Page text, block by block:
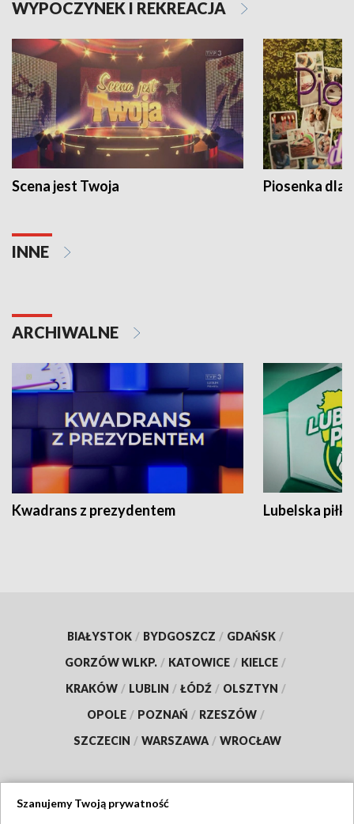
WYPOCZYNEK I REKREACJA
Scena jest Twoja Piosenka dla
INNE
ARCHIWALNE
Kwadrans z prezydentem Lubelska piłka
BIAŁYSTOK / BYDGOSZCZ / GDAŃSK /
GORZÓW WLKP. / KATOWICE / KIELCE /
KRAKÓW / LUBLIN / ŁÓDŹ / OLSZTYN /
OPOLE / POZNAŃ / RZESZÓW /
SZCZECIN / WARSZAWA / WROCŁAW
Szanujemy Twoją prywatność